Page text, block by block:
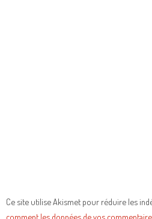
Ce site utilise Akismet pour réduire les
comment les données de vos